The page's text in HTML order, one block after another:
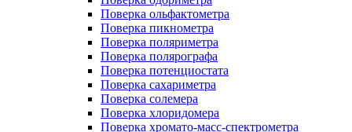
Поверка ольфактометра
Поверка пикнометра
Поверка поляриметра
Поверка полярографа
Поверка потенциостата
Поверка сахариметра
Поверка солемера
Поверка хлоридомера
Поверка хромато-масс-спектрометра